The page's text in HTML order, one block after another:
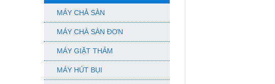
MÁY CHÀ SÀN
MÁY CHÀ SÀN ĐƠN
MÁY GIẶT THẢM
MÁY HÚT BỤI